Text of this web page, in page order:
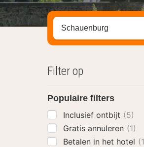
Zoek op hotel, regio
Filter op
Populaire filters
Inclusief ontbijt (5)
Gratis annuleren (1)
Betalen in het hotel